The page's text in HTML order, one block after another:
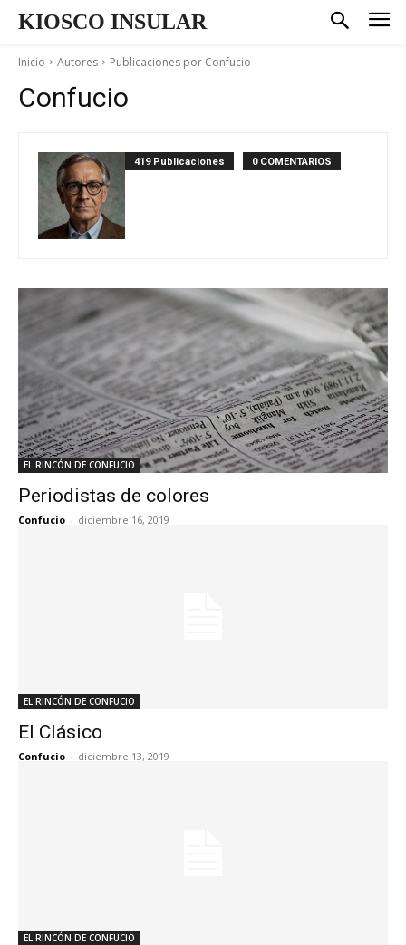
KIOSCO INSULAR
Inicio Autores Publicaciones por Confucio
Confucio
419 Publicaciones 0 COMENTARIOS
EL RINCÓN DE CONFUCIO
Periodistas de colores
Confucio - diciembre 16, 2019
EL RINCÓN DE CONFUCIO
El Clásico
Confucio - diciembre 13, 2019
EL RINCÓN DE CONFUCIO